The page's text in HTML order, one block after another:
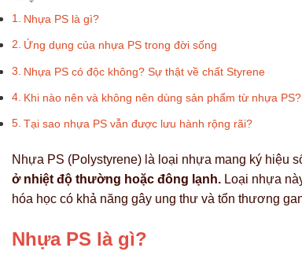
Nhựa PS là gì?
Ứng dụng của nhựa PS trong đời sống
Nhựa PS có độc không? Sự thật về chất Styrene
Khi nào nên và không nên dùng sản phẩm từ nhựa PS?
Tại sao nhựa PS vẫn được lưu hành rộng rãi?
Nhựa PS (Polystyrene) là loại nhựa mang ký hiệu
ở nhiệt độ thường hoặc đông lạnh. Loại nhựa
hóa học có khả năng gây ung thư và tổn thương
Nhựa PS là gì?